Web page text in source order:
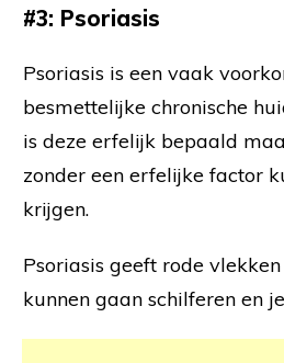
#3: Psoriasis
Psoriasis is een vaak
besmettelijke chronische
is deze erfelijk bepaald
zonder een erfelijke factor
krijgen.
Psoriasis geeft rode
kunnen gaan schilferen en